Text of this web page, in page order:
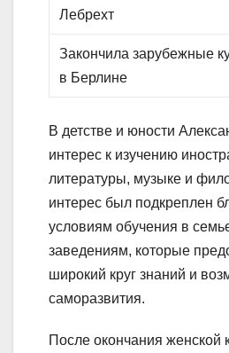
Лебрехт
Закончила зарубежные
в Берлине
В детстве и юности
интерес к изучению
литературы, музыке и
интерес был подкреплен
условиям обучения в
заведениям, которые
широкий круг знаний и
саморазвития.
После окончания женской